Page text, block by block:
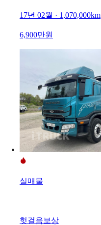
17년 02월 · 1,070,000km
6,900만원
실매물
헛걸음보상